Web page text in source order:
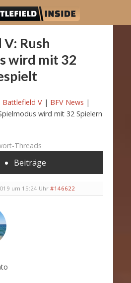
Rush
wird mit 32
Battlefield V | BFV News |
wird mit 32 Spielern
Threads
Beiträge
um 15:24 Uhr #146622